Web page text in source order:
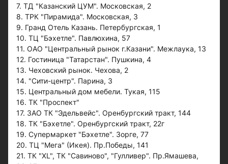
7. ТД "Казанский ЦУМ". Московская, 2
8. ТРК "Пирамида". Московская, 3
9. Гранд Отель Казань. Петербургская, 1
10. ТЦ "Бэхетле". Павлюхина, 57
11. ОАО "Центральный рынок г.Казани". Межлаука, 13
12. Гостиница "Татарстан". Пушкина, 4
13. Чеховский рынок. Чехова, 2
14. "Сити-центр". Парина, 3
15. Центральный дом мебели. Тукая, 115
16. ТК "Проспект"
17. ЗАО ТК "Эдельвейс". Оренбургский тракт, 144
18. ТК "Бэхетле". Оренбургский тракт, 22г
19. Супермаркет "Бэхетле". Зорге, 77
20. ТЦ "Мега" (Икея). Пр.Победы, 141
21. ТК "XL", ТК "Савиново", "Гулливер". Пр.Ямашева,